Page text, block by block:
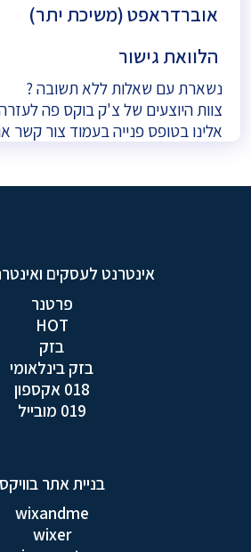
אוברדראפט (משיכת יתר)
הלוואת גישור
נשארת עם שאלות ללא תשובה ?
צוות היוצעים של צ'ק בוקס פה
אלינו בטופס פנייה בעמוד צור קשר
אינטרנט לעסקים
פרטנר
HOT
בזק
בזק בינלאומי
018 אקספון
019 מובייל
בניית אתר בוויקס
wixandme
wixer